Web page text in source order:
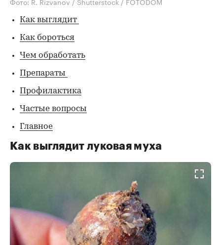
Как выглядит
Как бороться
Чем обработать
Препараты
Профилактика
Частые вопросы
Главное
Как выглядит луковая муха